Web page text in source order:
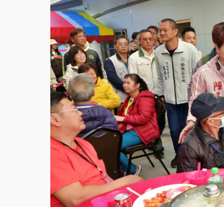
故宮《龍藏經》特展第2檔！今線
台東農業處長涉圖利渡假村！東檢
父親節泡湯了！中颱白海豚雨彈轟